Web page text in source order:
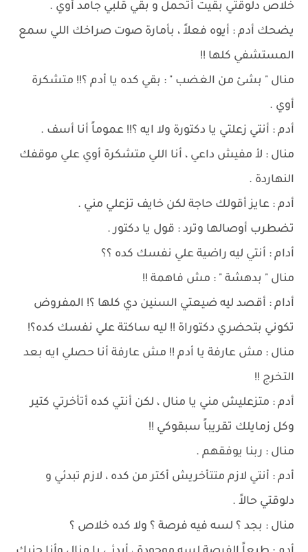
خلاص دلوقتي بقيت أتحمل و بقي قلبي جامد أوي .
يضحك أدم : أيوه فعلاً ، بأمارة صوت صراخك اللي سمع
المستشفي كلها !!
منال " بشئ من الغضب " : بقي كده يا أدم ؟!! متشكرة
أوي .
أدم : أنتي زعلتي يا دكتورة ولا ايه ؟!! عموماً أنا أسف .
منال : لأ مفيش داعي ، أنا اللي متشكرة أوي علي موقفك
النهاردة .
أدم : عايز أقولك حاجة لكن خايف تزعلي مني .
تضطرب أوصالها وترد : قول يا دكتور .
أدام : أنتي ليه راضية علي نفسك كده ؟؟
منال " بدهشة " : مش فاهمة !!
أدام : أقصد ليه ضيعتي السنين دي كلها ؟! المفروض
تكوني بتحضري دكتوراة !! ليه ساكتة علي نفسك كده؟!
منال : مش عارفة يا أدم !! مش عارفة أنا حصلي ايه بعد
التخرج !!
أدم : متزعليش مني يا منال ، لكن أنتي كده أتأخرتي كتير
وكل زمايلك تقريباً سبقوكي !!
منال : ربنا يوفقهم .
أدم : أنتي لازم متتأخريش أكتر من كده ، لازم تبدئي و
دلوقتي حالاً .
منال : بجد ؟ لسه فيه فرصة ؟ ولا كده خلاص ؟